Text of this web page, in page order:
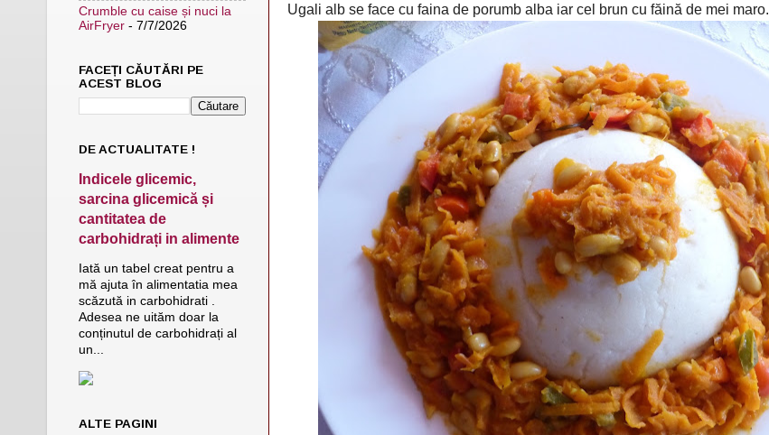
Ugali alb se face cu faina de porumb alba iar cel brun cu făină de mei maro.
Crumble cu caise și nuci la
AirFryer - 7/7/2026
FACEȚI CĂUTĂRI PE
ACEST BLOG
DE ACTUALITATE !
Indicele glicemic,
sarcina glicemică și
cantitatea de
carbohidrați in alimente
Iată un tabel creat pentru a
mă ajuta în alimentatia mea
scăzută in carbohidrati .
Adesea ne uităm doar la
conținutul de carbohidrați al
un...
ALTE PAGINI